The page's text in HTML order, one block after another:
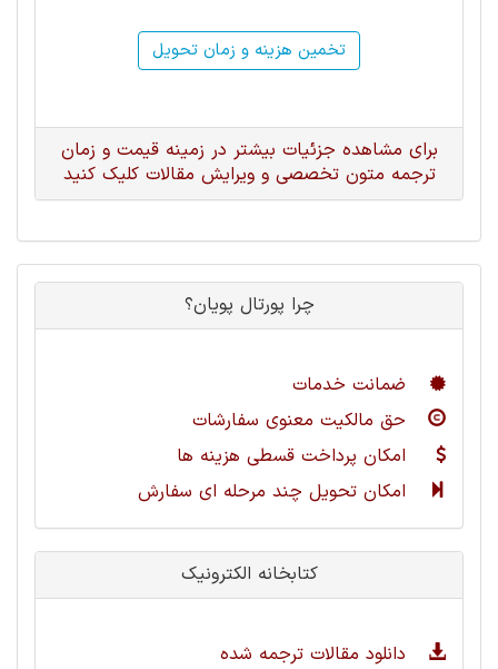
تخمین هزینه و زمان تحویل
برای مشاهده جزئیات بیشتر در زمینه قیمت و زمان
ترجمه متون تخصصی و ویرایش مقالات کلیک کنید
چرا پورتال پویان؟
ضمانت خدمات
حق مالکیت معنوی سفارشات
امکان پرداخت قسطی هزینه ها
امکان تحویل چند مرحله ای سفارش
کتابخانه الکترونیک
دانلود مقالات ترجمه شده